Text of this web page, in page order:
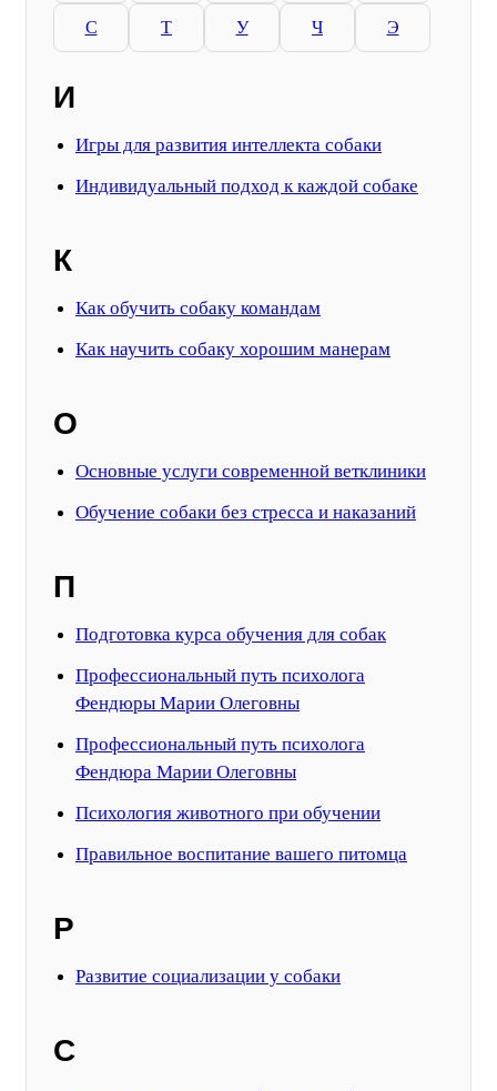
С Т У Ч Э
И
Игры для развития интеллекта собаки
Индивидуальный подход к каждой собаке
К
Как обучить собаку командам
Как научить собаку хорошим манерам
О
Основные услуги современной ветклиники
Обучение собаки без стресса и наказаний
П
Подготовка курса обучения для собак
Профессиональный путь психолога
Фендюры Марии Олеговны
Профессиональный путь психолога
Фендюра Марии Олеговны
Психология животного при обучении
Правильное воспитание вашего питомца
Р
Развитие социализации у собаки
С